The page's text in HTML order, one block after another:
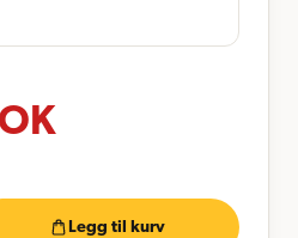
Legg til kurv